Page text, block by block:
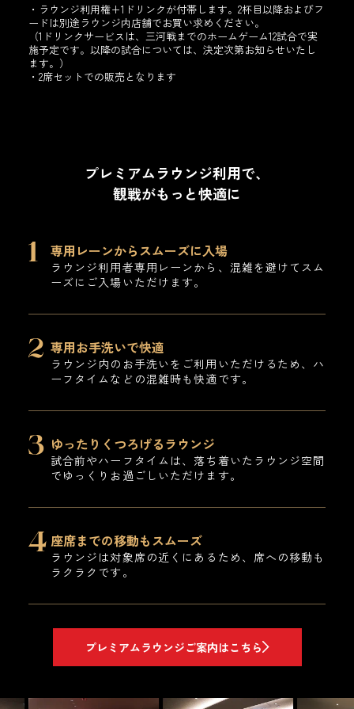
・ラウンジ利用権+1ドリンクが付帯します。2杯目以降およびフ
ードは別途ラウンジ内店舗でお買い求めください。
（1ドリンクサービスは、三河戦までのホームゲーム12試合で実
施予定です。以降の試合については、決定次第お知らせいたし
ます。）
・2席セットでの販売となります
プレミアムラウンジ利用で、
観戦がもっと快適に
専用レーンからスムーズに入場
ラウンジ利用者専用レーンから、混雑を避けてスム
ーズにご入場いただけます。
専用お手洗いで快適
ラウンジ内のお手洗いをご利用いただけるため、ハ
ーフタイムなどの混雑時も快適です。
ゆったりくつろげるラウンジ
試合前やハーフタイムは、落ち着いたラウンジ空間
でゆっくりお過ごしいただけます。
座席までの移動もスムーズ
ラウンジは対象席の近くにあるため、席への移動も
ラクラクです。
プレミアムラウンジご案内はこちら